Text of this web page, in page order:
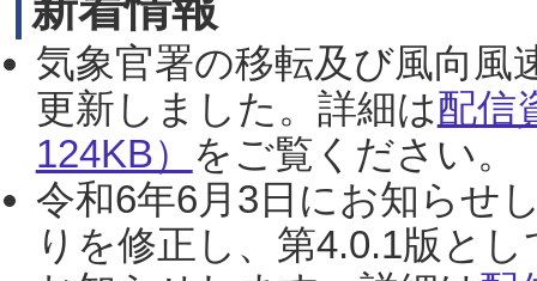
気象官署の移転及び風向風
更新しました。詳細は配信
124KB） をご覧ください。
令和6年6月3日にお知らせ
りを修正し、第4.0.1版と